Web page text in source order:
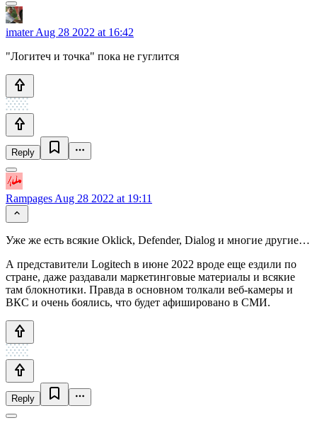
imaterAug 28 2022 at 16:42
"Логитеч и точка" пока не гуглится
Reply
Rampages Aug 28 2022 at 19:11
Уже же есть всякие Oklick, Defender, Dialog и многие другие…
А представители Logitech в июне 2022 вроде еще ездили по
стране, даже раздавали маркетинговые материалы и всякие
там блокнотики. Правда в основном толкали веб-камеры и
ВКС и очень боялись, что будет афишировано в СМИ.
Reply